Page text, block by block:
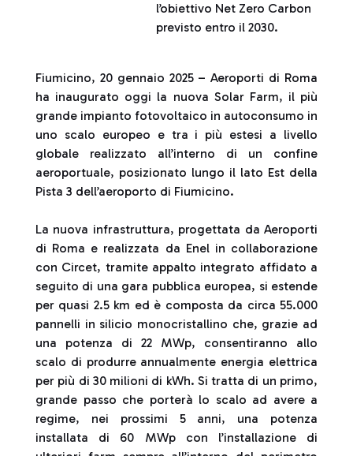
l’obiettivo Net Zero Carbon
previsto entro il 2030.
Fiumicino, 20 gennaio 2025 – Aeroporti di Roma
ha inaugurato oggi la nuova Solar Farm, il più
grande impianto fotovoltaico in autoconsumo in
uno scalo europeo e tra i più estesi a livello
globale realizzato all’interno di un confine
aeroportuale, posizionato lungo il lato Est della
Pista 3 dell’aeroporto di Fiumicino.
La nuova infrastruttura, progettata da Aeroporti
di Roma e realizzata da Enel in collaborazione
con Circet, tramite appalto integrato affidato a
seguito di una gara pubblica europea, si estende
per quasi 2.5 km ed è composta da circa 55.000
pannelli in silicio monocristallino che, grazie ad
una potenza di 22 MWp, consentiranno allo
scalo di produrre annualmente energia elettrica
per più di 30 milioni di kWh. Si tratta di un primo,
grande passo che porterà lo scalo ad avere a
regime, nei prossimi 5 anni, una potenza
installata di 60 MWp con l’installazione di